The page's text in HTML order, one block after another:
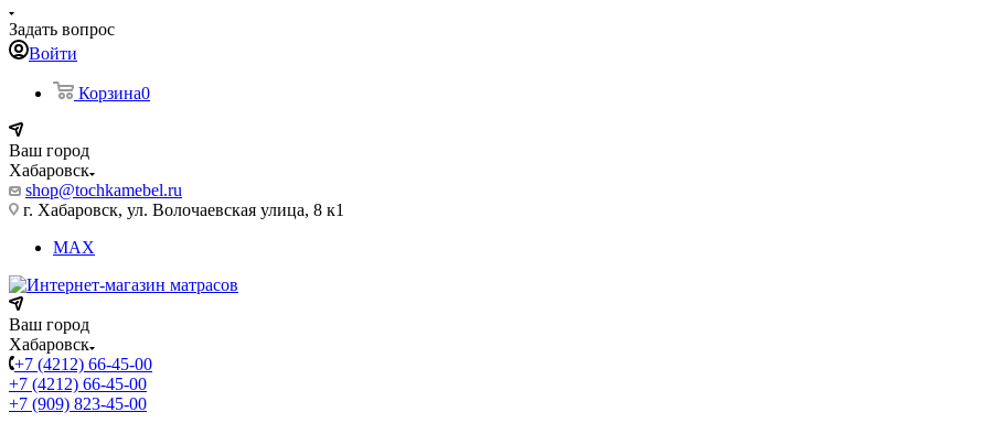
Задать вопрос
Войти
Корзина0
Ваш город
Хабаровск
shop@tochkamebel.ru
г. Хабаровск, ул. Волочаевская улица, 8 к1
MAX
Ваш город
Хабаровск
+7 (4212) 66-45-00
+7 (4212) 66-45-00
+7 (909) 823-45-00